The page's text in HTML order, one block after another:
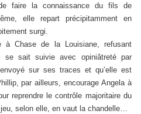
faire la connaissance du fils de
elle repart précipitamment en
surgi.
à Chase de la Louisiane, refusant
se sait suivie avec opiniâtreté par
sur ses traces et qu’elle est
par ailleurs, encourage Angela à
reprendre le contrôle majoritaire du
selon elle, en vaut la chandelle…